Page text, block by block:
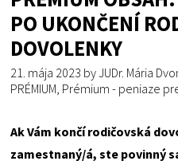
PO UKONČENÍ
DOVOLENKY
21. mája 2023 byJUDr. Mária
PRÉMIUM, Prémium - peniaze
Ak Vám končí rodičovská
zamestnaný/á, ste povinný